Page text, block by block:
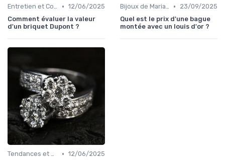
Entretien et Conservation des Bijoux • 12/06/2025
Comment évaluer la valeur
d'un briquet Dupont ?
Bijoux de Mariage et de Fiançailles •
23/09/2025
Quel est le prix d'une bague
montée avec un louis d'or ?
Tendances et Conseils de Style • 12/06/2025